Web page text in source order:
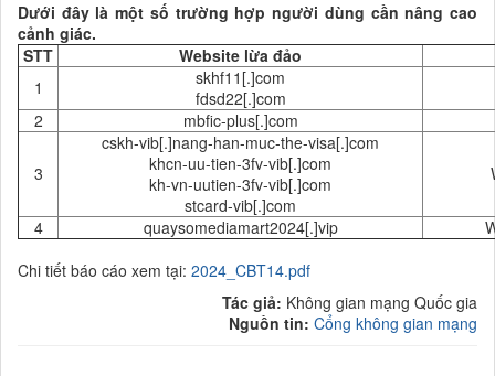
Dưới đây là một số trường hợp người dùng cần nâng cao
cảnh giác.
STT
Website lừa đảo
1
skhf11[.]com
fdsd22[.]com
2
mbfic-plus[.]com
3
cskh-vib[.]nang-han-muc-the-visa[.]com
khcn-uu-tien-3fv-vib[.]com
kh-vn-uutien-3fv-vib[.]com
stcard-vib[.]com
4 quaysomediamart2024[.]vip
Chi tiết báo cáo xem tại: 2024_CBT14.pdf
Tác giả: Không gian mạng Quốc gia
Nguồn tin: Cổng không gian mạng